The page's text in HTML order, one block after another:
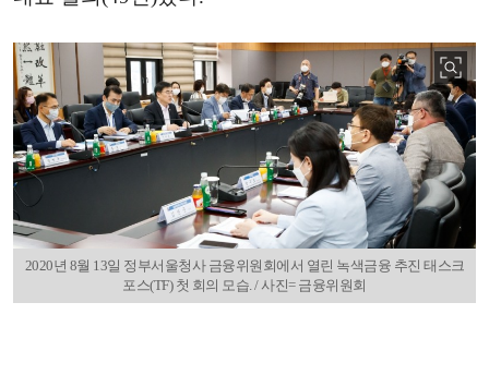
2020년 8월 13일 정부서울청사 금융위원회에서 열린 녹색금융 추진 태스크
포스(TF) 첫 회의 모습. / 사진= 금융위원회